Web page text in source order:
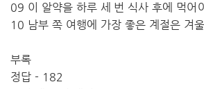
09 이 알약을 하루 세 번 식사 후에 먹
10 남부 쪽 여행에 가장 좋은 계절은 겨
부록
정답 - 182